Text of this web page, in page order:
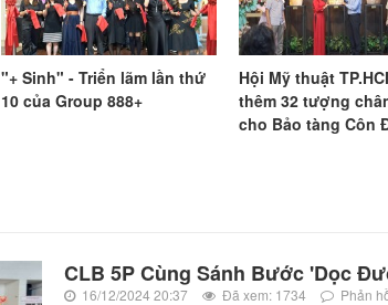
"+ Sinh" - Triển lãm lần thứ
10 của Group 888+
Hội Mỹ thuật
thêm 32 tượng
cho Bảo tàng Côn
CLB 5P Cùng Sánh Bước 'Dọc
16/12/2024 20:37 Đã xem: 1734 Phản